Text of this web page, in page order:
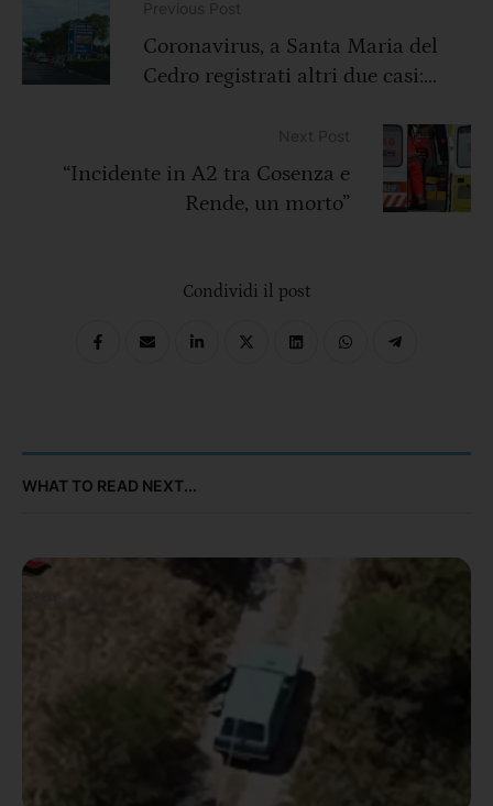
Coronavirus, a Santa Maria del
Cedro registrati altri due casi:
“Incidente in A2 tra Cosenza e
Rende, un morto”
Condividi il post
WHAT TO READ NEXT...